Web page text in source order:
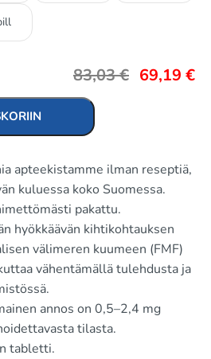
83,03€ 69,19 €
apteekistamme ilman reseptiä,
kuluessa koko Suomessa.
pakattu.
hyökkäävän kihtikohtauksen
välimeren kuumeen (FMF)
vähentämällä tulehdusta ja
annos on 0,5–2,4 mg
tilasta.
tabletti.